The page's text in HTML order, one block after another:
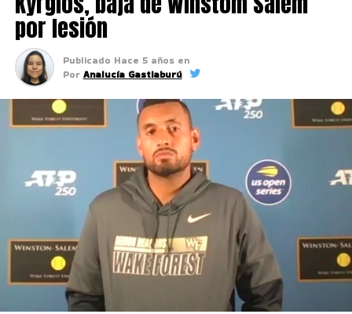
por lesión
Publicado Hace 5 años en
Por Analucía Gastiaburú